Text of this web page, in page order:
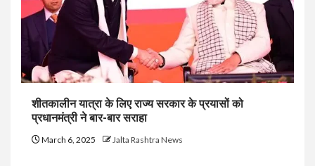
शीतकालीन यात्रा के लिए राज्य सरकार के प्रयासों को
प्रधानमंत्री ने बार-बार सराहा
March 6, 2025 Jalta Rashtra News